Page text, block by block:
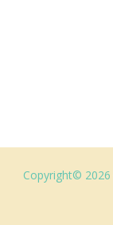
Copyright© 2026